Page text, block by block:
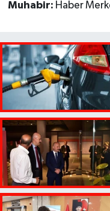
Muhabir: Haber